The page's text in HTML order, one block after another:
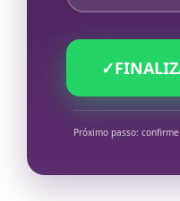
✓
Próximo passo: